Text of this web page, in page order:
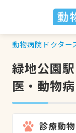
動物病院ドクター
緑地公園
医・動物
診療動物